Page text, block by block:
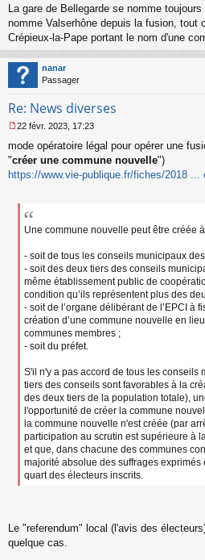
e
s
s
g
e
n
n
u
La gare de Bellegarde se nomme
nomme Valserhône depuis la fusion, tout
Crépieux-la-Pape portant le nom d'une
nanar
Passager
Re: News diverses
e
s
s
a
22 févr. 2023, 17:23
mode opératoire légal pour opérer une
"créer une commune nouvelle")
https://www.vie-publique.fr/fiches/2018 ...
Une commune nouvelle peut être créée
- soit de tous les conseils municipaux
- soit des deux tiers des conseils
même établissement public de
condition qu’ils représentent plus des
- soit de l’organe délibérant de l’EPCI à
création d’une commune nouvelle en
communes membres ;
- soit du préfet.
S'il n'y a pas accord de tous les conseils
tiers des conseils sont favorables à la
des deux tiers de la population totale),
l'opportunité de créer la commune
la commune nouvelle n'est créée (par
participation au scrutin est supérieure à
et que, dans chacune des communes
majorité absolue des suffrages
quart des électeurs inscrits.
Le "referendum" local (l'avis des
quelque cas.